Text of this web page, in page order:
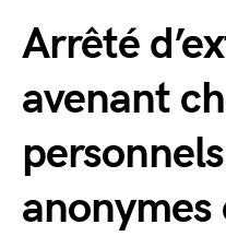
Arrêté
avenant